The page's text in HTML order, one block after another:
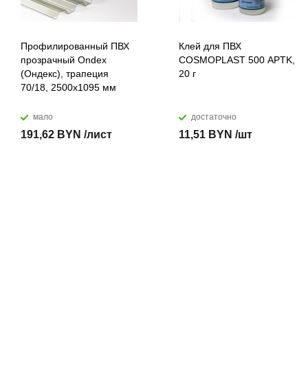
Профилированный ПВХ
прозрачный Ondex
(Ондекс), трапеция
70/18, 2500х1095 мм
мало
191,62 BYN /лист
Клей для ПВХ
COSMOPLAST 500 APTK,
20 г
достаточно
11,51 BYN /шт